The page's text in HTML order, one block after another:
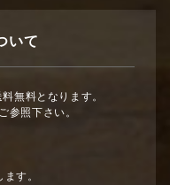
いて
無料となります。
参照下さい。
す。